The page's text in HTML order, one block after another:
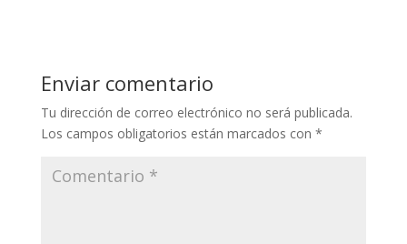
Enviar comentario
Tu dirección de correo electrónico no será publicada.
Los campos obligatorios están marcados con *